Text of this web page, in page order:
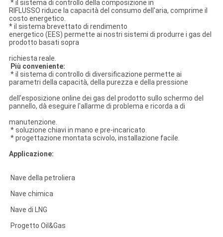
* il sistema di controllo della composizione in
RIFLUSSO riduce la capacità del consumo dell'aria, comprime il
costo energetico.
* il sistema brevettato di rendimento
energetico (EES) permette ai nostri sistemi di produrre i gas del
prodotto basati sopra
richiesta reale.
Più conveniente:
* il sistema di controllo di diversificazione permette ai
parametri della capacità, della purezza e della pressione
dell'esposizione online dei gas del prodotto sullo schermo del
pannello, dà eseguire l'allarme di problema e ricorda a di
manutenzione.
* soluzione chiavi in mano e pre-incaricato.
* progettazione montata scivolo, installazione facile.
Applicazione:
Nave della petroliera
Nave chimica
Nave di LNG
Progetto Oil&Gas